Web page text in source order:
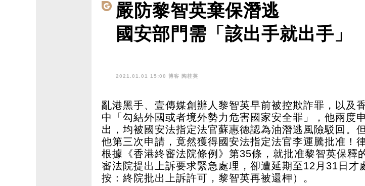
嚴防黎智英棄保潛逃
國安部門需「該出手就出手」
2021.01.01 15:00 博客 陶桂英
亂港黑手、壹傳媒創辦人黎智英早前被控欺詐罪，以及
中「勾結外國或者境外勢力危害國家安全罪」，他兩度
出，均被國安法指定法官蘇惠德認為油潛逃風險駁回。
他第三次申請，竟然獲得國安法指定法官李運騰批准！
根據《香港終審法院條例》第35條，就批准黎智英保釋
審法院提出上訴要求緊急處理，卻遭延期至12月31日才
按：終院批出上訴許可，黎智英再被還柙）。